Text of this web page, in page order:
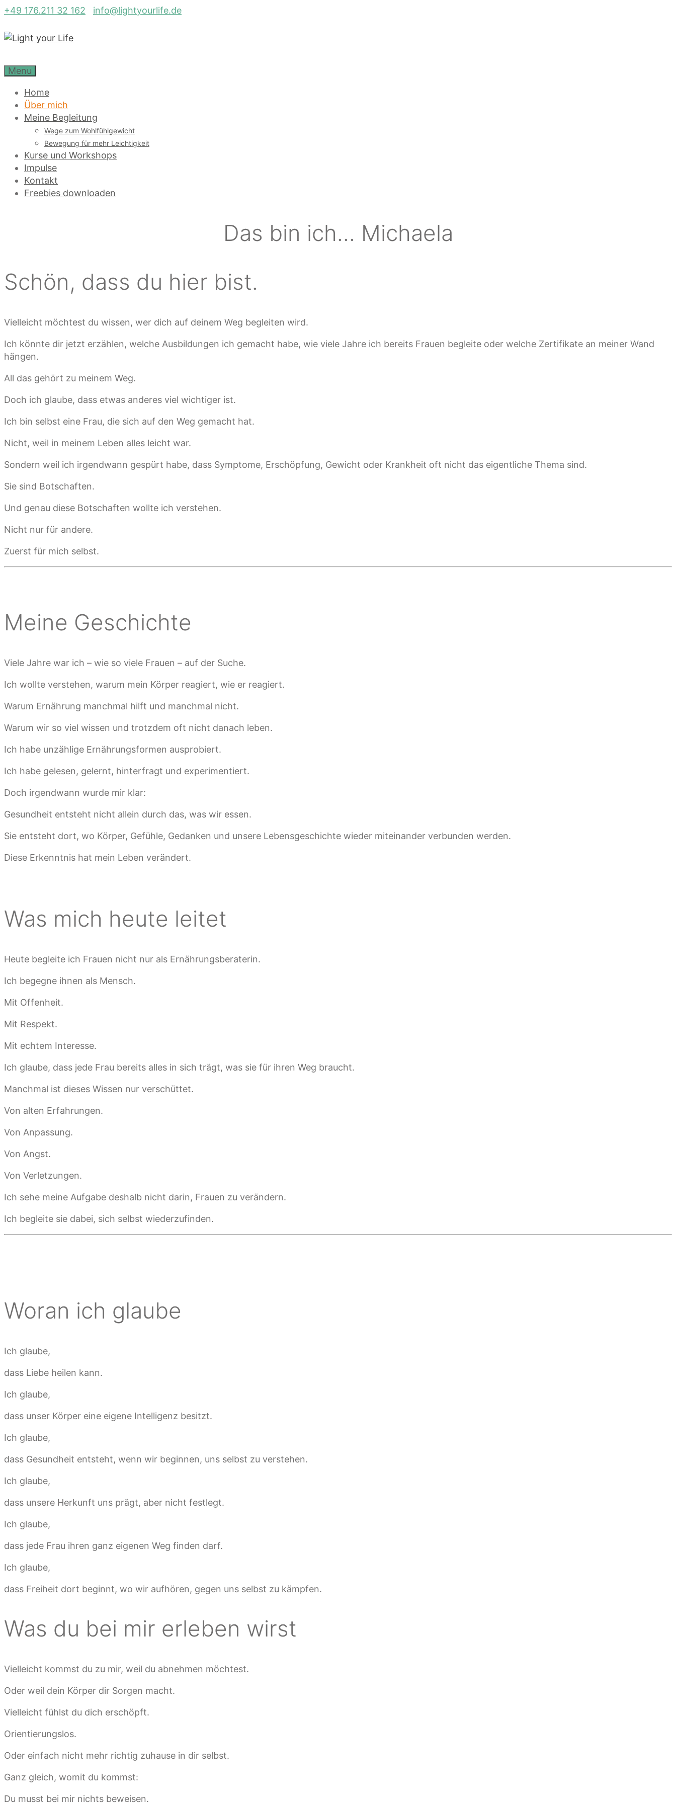
Zum
springen
+49 176.211 32 162 info@lightyourlife.de
Menu
Home
Über mich
Meine Begleitung
Wege zum Wohlfühlgewicht
Bewegung für mehr Leichtigkeit
Kurse und Workshops
Impulse
Kontakt
Freebies downloaden
Das bin ich... Michaela
Schön, dass du hier bist.
Vielleicht möchtest du wissen, wer dich auf deinem Weg begleiten wird.
Ich könnte dir jetzt erzählen, welche Ausbildungen ich gemacht habe, wie viele Jahre ich bereits Frauen begleite oder welche Zertifikate an meiner Wand
hängen.
All das gehört zu meinem Weg.
Doch ich glaube, dass etwas anderes viel wichtiger ist.
Ich bin selbst eine Frau, die sich auf den Weg gemacht hat.
Nicht, weil in meinem Leben alles leicht war.
Sondern weil ich irgendwann gespürt habe, dass Symptome, Erschöpfung, Gewicht oder Krankheit oft nicht das eigentliche Thema sind.
Sie sind Botschaften.
Und genau diese Botschaften wollte ich verstehen.
Nicht nur für andere.
Zuerst für mich selbst.
Meine Geschichte
Viele Jahre war ich – wie so viele Frauen – auf der Suche.
Ich wollte verstehen, warum mein Körper reagiert, wie er reagiert.
Warum Ernährung manchmal hilft und manchmal nicht.
Warum wir so viel wissen und trotzdem oft nicht danach leben.
Ich habe unzählige Ernährungsformen ausprobiert.
Ich habe gelesen, gelernt, hinterfragt und experimentiert.
Doch irgendwann wurde mir klar:
Gesundheit entsteht nicht allein durch das, was wir essen.
Sie entsteht dort, wo Körper, Gefühle, Gedanken und unsere Lebensgeschichte wieder miteinander verbunden werden.
Diese Erkenntnis hat mein Leben verändert.
Was mich heute leitet
Heute begleite ich Frauen nicht nur als Ernährungsberaterin.
Ich begegne ihnen als Mensch.
Mit Offenheit.
Mit Respekt.
Mit echtem Interesse.
Ich glaube, dass jede Frau bereits alles in sich trägt, was sie für ihren Weg braucht.
Manchmal ist dieses Wissen nur verschüttet.
Von alten Erfahrungen.
Von Anpassung.
Von Angst.
Von Verletzungen.
Ich sehe meine Aufgabe deshalb nicht darin, Frauen zu verändern.
Ich begleite sie dabei, sich selbst wiederzufinden.
Woran ich glaube
Ich glaube,
dass Liebe heilen kann.
Ich glaube,
dass unser Körper eine eigene Intelligenz besitzt.
Ich glaube,
dass Gesundheit entsteht, wenn wir beginnen, uns selbst zu verstehen.
Ich glaube,
dass unsere Herkunft uns prägt, aber nicht festlegt.
Ich glaube,
dass jede Frau ihren ganz eigenen Weg finden darf.
Ich glaube,
dass Freiheit dort beginnt, wo wir aufhören, gegen uns selbst zu kämpfen.
Was du bei mir erleben wirst
Vielleicht kommst du zu mir, weil du abnehmen möchtest.
Oder weil dein Körper dir Sorgen macht.
Vielleicht fühlst du dich erschöpft.
Orientierungslos.
Oder einfach nicht mehr richtig zuhause in dir selbst.
Ganz gleich, womit du kommst:
Du musst bei mir nichts beweisen.